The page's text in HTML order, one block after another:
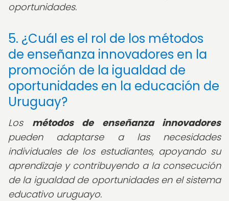
oportunidades.
5. ¿Cuál es el rol de los métodos
de enseñanza innovadores en la
promoción de la igualdad de
oportunidades en la educación de
Uruguay?
Los métodos de enseñanza innovadores
pueden adaptarse a las necesidades
individuales de los estudiantes, apoyando su
aprendizaje y contribuyendo a la consecución
de la igualdad de oportunidades en el sistema
educativo uruguayo.